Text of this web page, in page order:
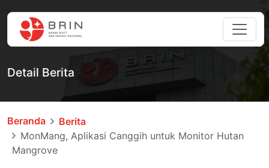
Detail Berita
Beranda
Berita
MonMang, Aplikasi Canggih untuk Monitor Hutan
Mangrove